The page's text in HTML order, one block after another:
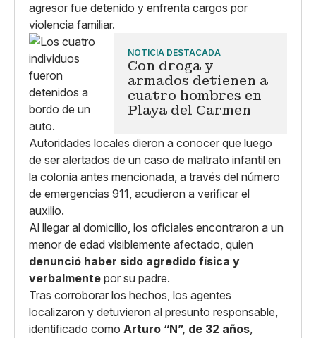
agresor fue detenido y enfrenta cargos por
violencia familiar.
NOTICIA DESTACADA
Con droga y
armados detienen a
cuatro hombres en
Playa del Carmen
Autoridades locales dieron a conocer que luego
de ser alertados de un caso de maltrato infantil en
la colonia antes mencionada, a través del número
de emergencias 911, acudieron a verificar el
auxilio.
Al llegar al domicilio, los oficiales encontraron a un
menor de edad visiblemente afectado, quien
denunció haber sido agredido física y
verbalmente por su padre.
Tras corroborar los hechos, los agentes
localizaron y detuvieron al presunto responsable,
identificado como Arturo “N”, de 32 años,